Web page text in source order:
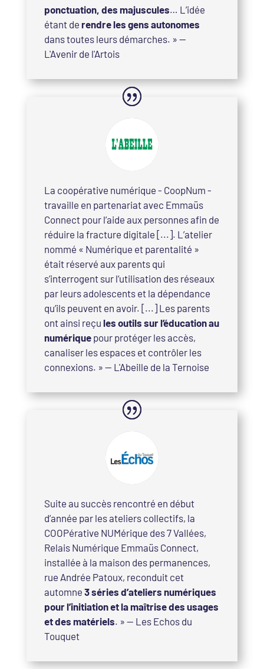
ponctuation, des majuscules… L’idée
étant de rendre les gens autonomes
dans toutes leurs démarches. » —
L'Avenir de l'Artois
La coopérative numérique - CoopNum -
travaille en partenariat avec Emmaüs
Connect pour l’aide aux personnes afin de
réduire la fracture digitale [...]. L’atelier
nommé « Numérique et parentalité »
était réservé aux parents qui
s’interrogent sur l’utilisation des réseaux
par leurs adolescents et la dépendance
qu’ils peuvent en avoir. [...] Les parents
ont ainsi reçu les outils sur l’éducation au
numériquepour protéger les accès,
canaliser les espaces et contrôler les
connexions. » — L'Abeille de la Ternoise
Suite au succès rencontré en début
d’année par les ateliers collectifs, la
COOPérative NUMérique des 7 Vallées,
Relais Numérique Emmaüs Connect,
installée à la maison des permanences,
rue Andrée Patoux, reconduit cet
automne 3 séries d’ateliers numériques
pour l’initiation et la maîtrise des usages
et des matériels. » — Les Echos du
Touquet